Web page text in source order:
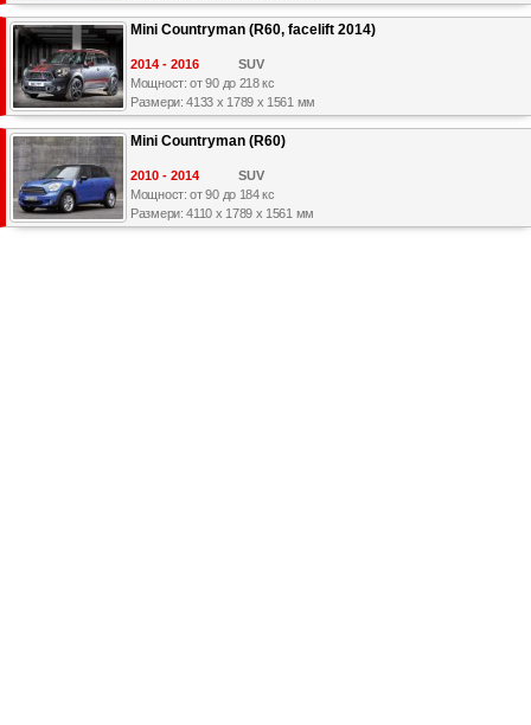
Mini Countryman (R60, facelift 2014)
2014 - 2016
SUV
Мощност: от 90 до 218 кс
Размери: 4133 x 1789 x 1561 мм
Mini Countryman (R60)
2010 - 2014
SUV
Мощност: от 90 до 184 кс
Размери: 4110 x 1789 x 1561 мм